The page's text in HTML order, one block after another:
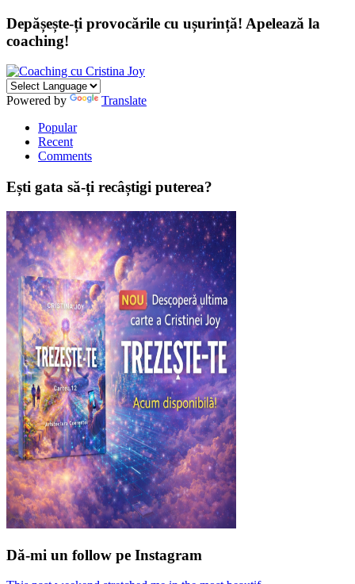
Depășește-ți provocările cu ușurință! Apelează la
coaching!
Powered by
Translate
Popular
Recent
Comments
Ești gata să-ți recâștigi puterea?
Dă-mi un follow pe Instagram